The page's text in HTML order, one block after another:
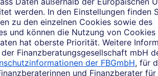
Thema